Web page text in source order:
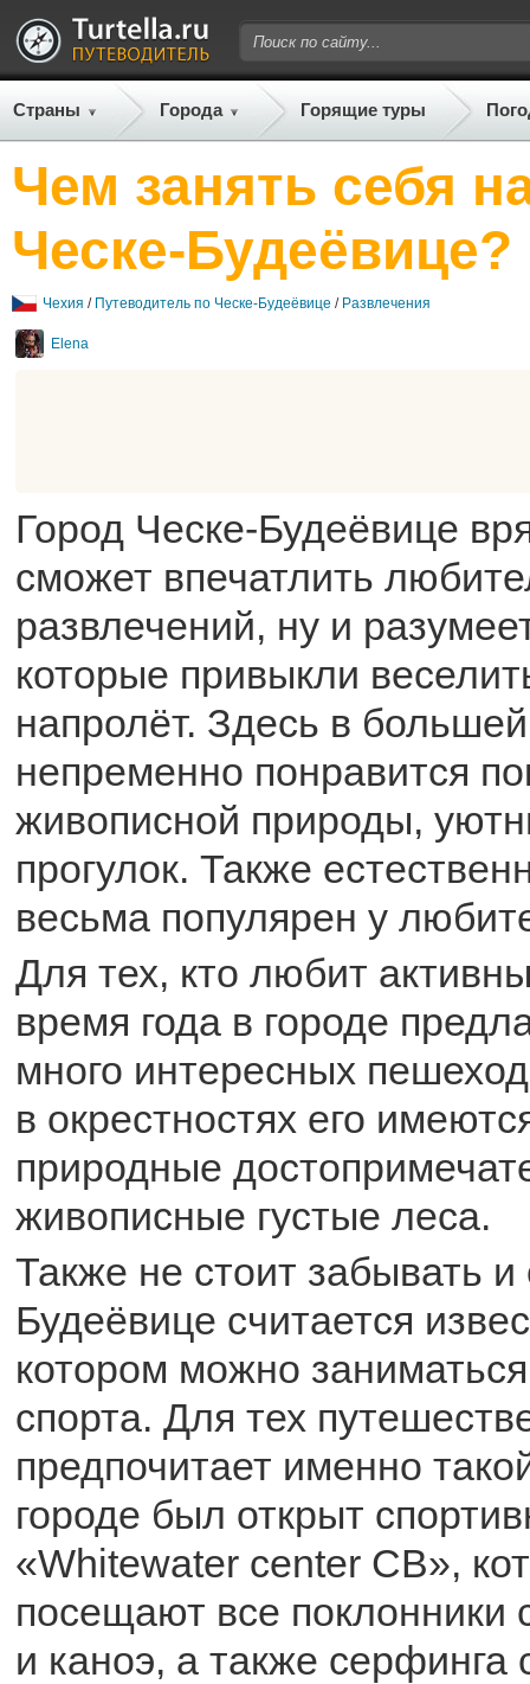
Страны Города Горящие туры
Чем занять себя
Ческе-Будеёвице?
Чехия / Путеводитель по Ческе-Будеёвице / Развлечения
Elena
Город Ческе-Будеёвице
сможет впечатлить
развлечений, ну и
которые привыкли
напролёт. Здесь в
непременно понравится
живописной природы,
прогулок. Также
весьма популярен у
Для тех, кто любит
время года в городе
много интересных
в окрестностях его
природные
живописные густые леса.
Также не стоит забывать
Будеёвице считается
котором можно
спорта. Для тех
предпочитает именно
городе был открыт
«Whitewater center CB»,
посещают все поклонники
и каноэ, а также серфинга